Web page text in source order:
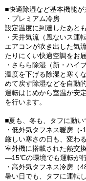
■快適除湿など基本機能が
・プレミアム冷房
設定温度に到達したあと
・天井気流（風ないス運転
エアコンが吹き出した気
たりにくい快適空調をお届
・さらら除湿（新・ハイ
温度を下げる除湿と寒く
めて戻す除湿などを自動
運転はじめから室温が安
を行います。
■夏も、冬も、タフに動い
・低外気タフネス暖房（
厳しい寒さの日も、変わ
室外機に搭載された熱交
―15℃の環境でも運転が行
・高外気タフネス冷房（
暑い日でも、タフに運転